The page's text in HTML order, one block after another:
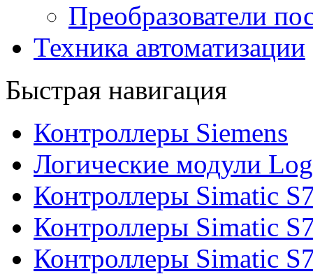
Преобразователи
Техника автоматизации
Быстрая навигация
Контроллеры Siemens
Логические модули
Контроллеры Simatic
Контроллеры Simatic
Контроллеры Simatic